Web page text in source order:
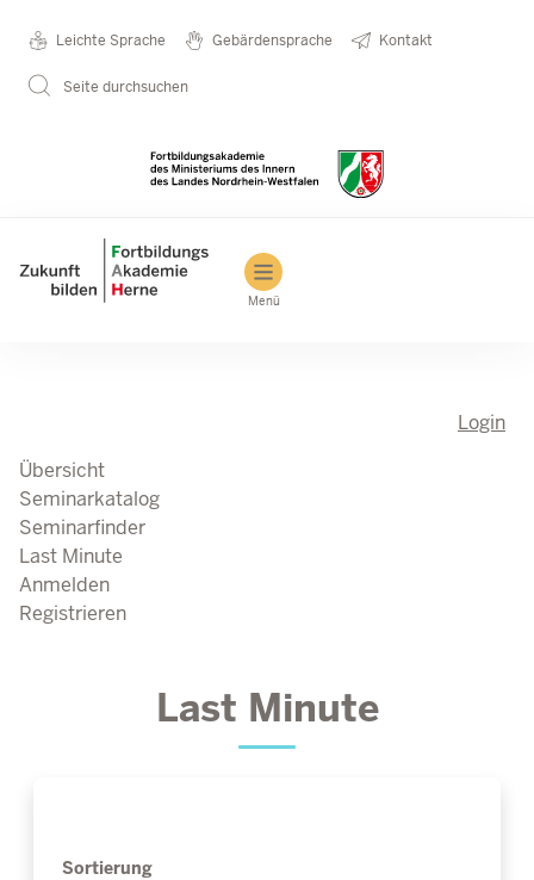
Metanavigation
Leichte Sprache Gebärdensprache Kontakt
Seite durchsuchen
Main navigation
Menü
Login
Übersicht
Seminarkatalog
Seminarfinder
Last Minute
Anmelden
Registrieren
Last Minute
Sortierung